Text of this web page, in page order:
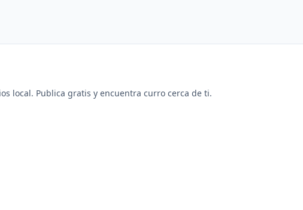
local. Publica gratis y encuentra curro cerca de ti.